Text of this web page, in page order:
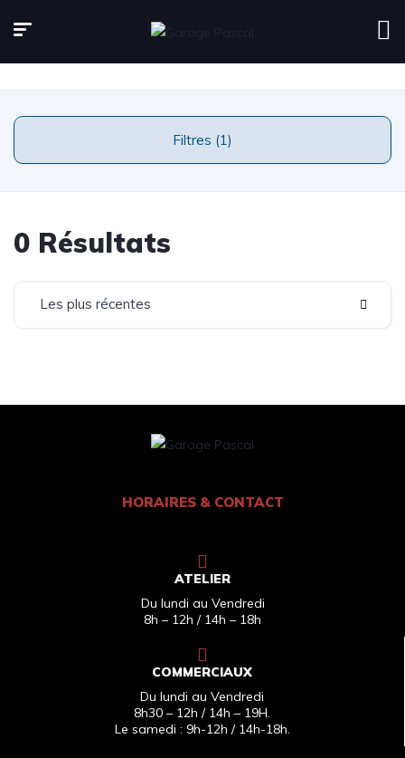
Page d'accueil Inventaire
Filtres (1)
0 Résultats
Les plus récentes
HORAIRES & CONTACT
ATELIER
Du lundi au Vendredi
8h – 12h / 14h – 18h
COMMERCIAUX
Du lundi au Vendredi
8h30 – 12h / 14h – 19H.
Le samedi : 9h-12h / 14h-18h.